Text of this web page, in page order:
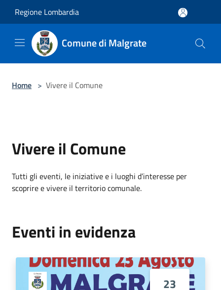
Regione Lombardia
Comune di Malgrate
Home > Vivere il Comune
Vivere il Comune
Tutti gli eventi, le iniziative e i luoghi d’interesse per
scoprire e vivere il territorio comunale.
Eventi in evidenza
23